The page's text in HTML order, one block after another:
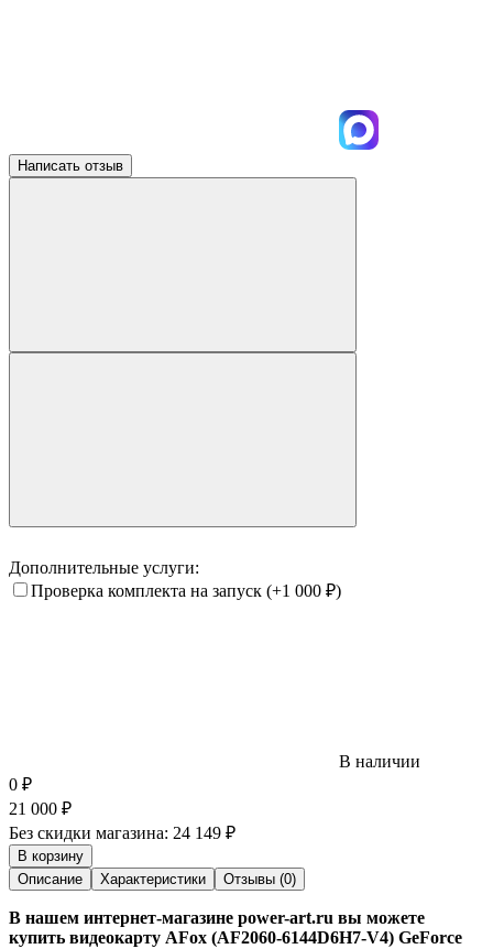
Написать отзыв
Дополнительные услуги:
Проверка комплекта на запуск (+1 000 ₽)
В наличии
0 ₽
21 000 ₽
Без скидки магазина: 24 149 ₽
В корзину
Описание
Характеристики Отзывы (0)
В нашем интернет-магазине power-art.ru вы можете
купить видеокарту AFox (AF2060-6144D6H7-V4) GeForce